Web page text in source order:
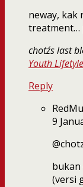
neway, kak
treatment…
chotz´s last
Youth
Reply
9
bukan
(versi